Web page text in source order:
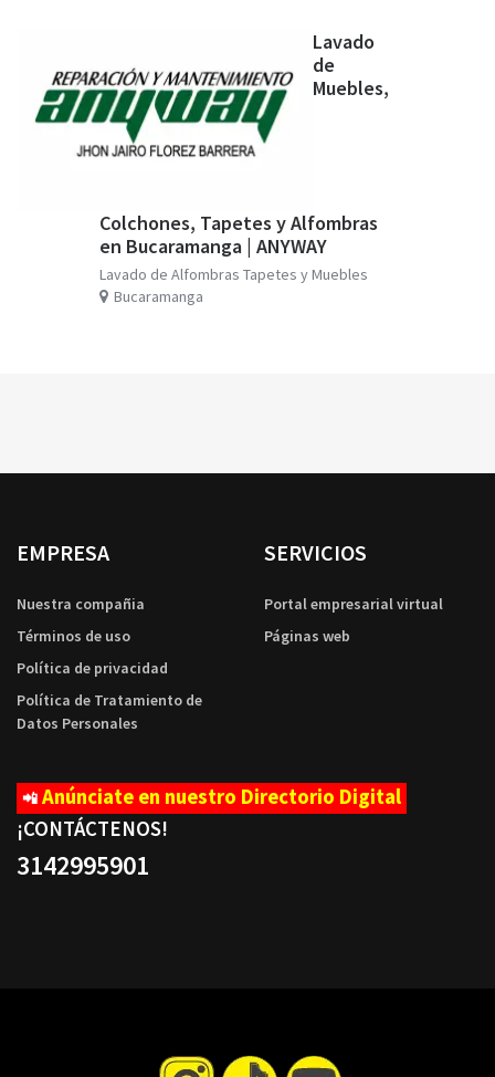
Lavado
de
Muebles,
Colchones, Tapetes y Alfombras
en Bucaramanga | ANYWAY
Lavado de Alfombras Tapetes y Muebles
Bucaramanga
EMPRESA
Nuestra compañia
Términos de uso
Política de privacidad
Política de Tratamiento de
Datos Personales
SERVICIOS
Portal empresarial virtual
Páginas web
📲 Anúnciate en nuestro Directorio Digital
¡CONTÁCTENOS!
3142995901